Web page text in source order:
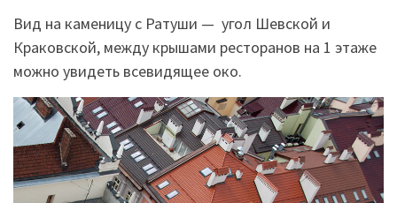
Вид на каменицу с Ратуши — угол Шевской и
Краковской, между крышами ресторанов на 1 этаже
можно увидеть всевидящее око.